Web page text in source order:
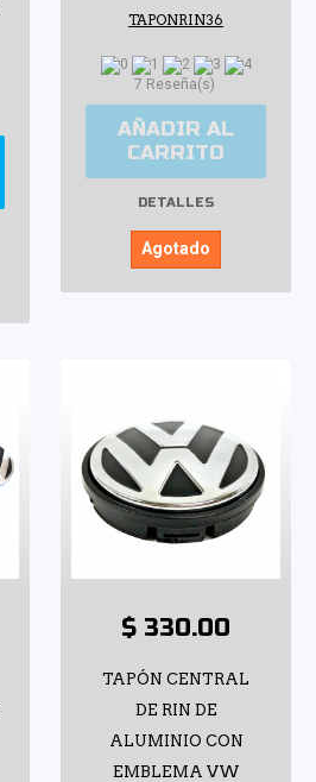
TAPONRIN36
7 Reseña(s)
AÑADIR AL
CARRITO
DETALLES
Agotado
$ 330.00
TAPÓN CENTRAL
DE RIN DE
ALUMINIO CON
EMBLEMA VW